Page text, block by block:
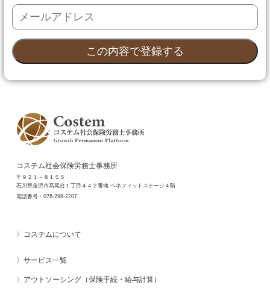
コステム社会保険労務士事務所
〒９２１－８１５５
石川県金沢市高尾台１丁目４４２番地 ベネフィットステージ４階
電話番号： 076-298-2207
コステムについて
サービス一覧
アウトソーシング（保険手続・給与計算）